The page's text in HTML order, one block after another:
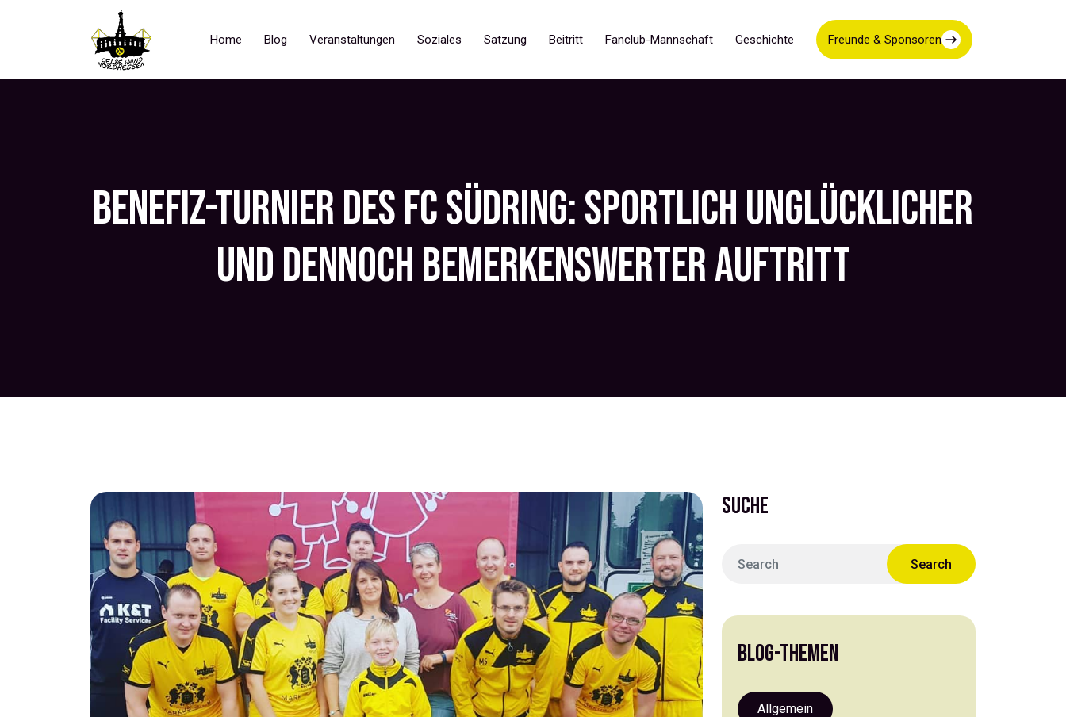
Home Blog Veranstaltungen Soziales Satzung Beitritt Fanclub-Mannschaft Geschichte Freunde & Sponsoren
BENEFIZ-TURNIER DES FC SÜDRING: SPORTLICH UNGLÜCKLICHER
UND DENNOCH BEMERKENSWERTER AUFTRITT
SUCHE
BLOG-THEMEN
Allgemein